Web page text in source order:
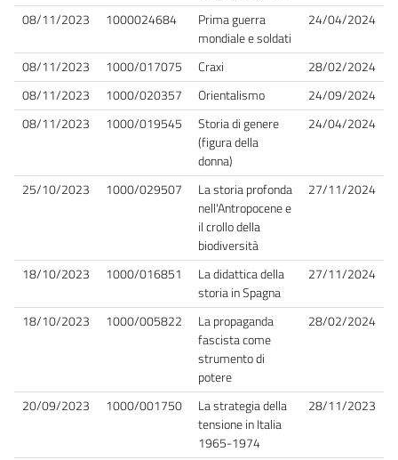
08/11/2023 1000024684
Prima guerra
mondiale e soldati
24/04/2024
08/11/2023 1000/017075 Craxi
28/02/2024
08/11/2023
1000/020357 Orientalismo
24/09/2024
08/11/2023
1000/019545
Storia di genere
(figura della
donna)
24/04/2024
25/10/2023 1000/029507
La storia profonda
nell'Antropocene e
il crollo della
biodiversità
27/11/2024
18/10/2023 1000/016851
La didattica della
storia in Spagna
27/11/2024
18/10/2023 1000/005822
La propaganda
fascista come
strumento di
potere
28/02/2024
20/09/2023 1000/001750
La strategia della
tensione in Italia
1965-1974
28/11/2023